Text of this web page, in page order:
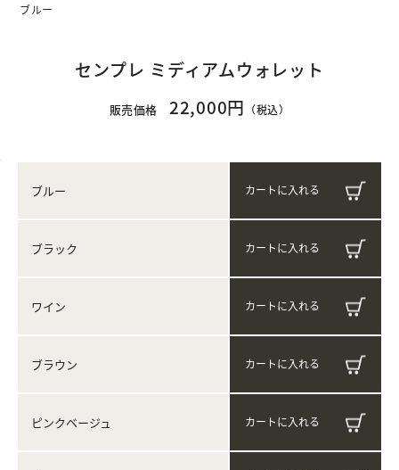
ブルー
センプレ ミディアムウォレット
販売価格 22,000円 （税込）
ブルー
ブラック
ワイン
ブラウン
ピンクベージュ